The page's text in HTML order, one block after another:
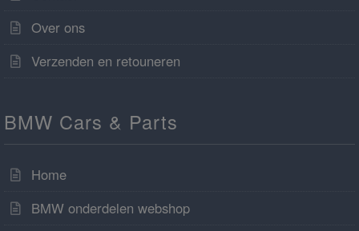
Over ons
Verzenden en retouneren
BMW Cars & Parts
Home
BMW onderdelen webshop